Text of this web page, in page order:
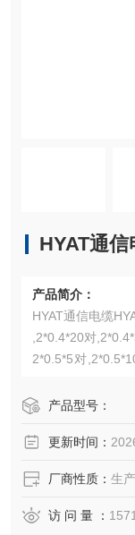
HYAT通信
产品简介：
HYAT通信电缆
,2*0.4*20对
2*0.5*5对
*0.4*10对
产品型号：
更新时间：
厂商性质： 生
访 问 量 ： 1571